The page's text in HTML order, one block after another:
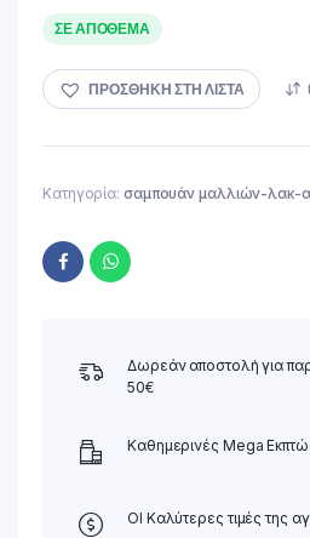
ΣΕ ΑΠΌΘΕΜΑ
ΠΡΟΣΘΉΚΗ ΣΤΗ ΛΊΣΤΑ
Κατηγορία: σαμπουάν μαλλιών-λακ-
Δωρεάν αποστολή για
50€
Καθημερινές Mega
ΟΙ Καλύτερες τιμές της